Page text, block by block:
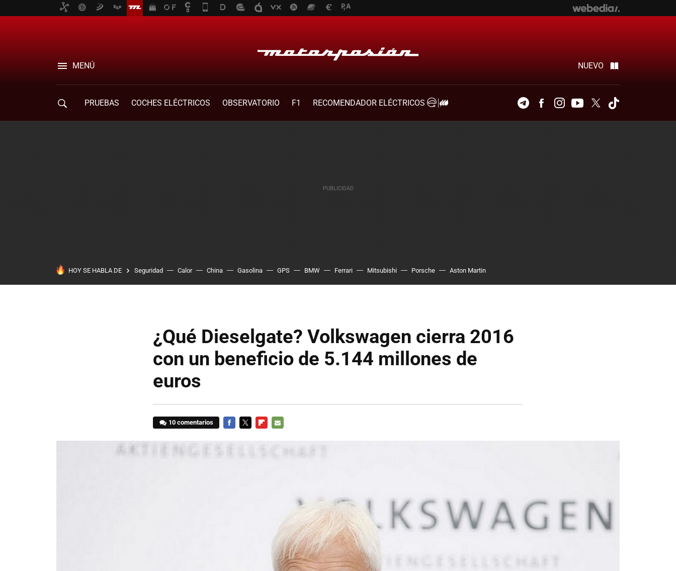
MENÚ NUEVO
PRUEBAS COCHES ELÉCTRICOS OBSERVATORIO F1
RECOMENDADOR ELÉCTRICOS
TelegramFacebookInstagramYoutubeTwitter
HOY SE HABLA DE Seguridad Calor China Gasolina GPS BMW Ferrari Mitsubishi Porsche Aston Martin
¿Qué Dieselgate? Volkswagen cierra 2016
con un beneficio de 5.144 millones de
euros
10 comentarios